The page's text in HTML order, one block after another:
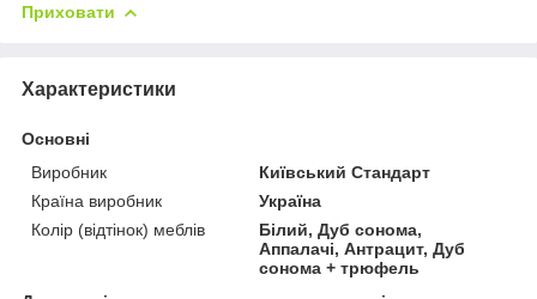
Приховати
Характеристики
Основні
Виробник
Київський Стандарт
Країна виробник
Україна
Колір (відтінок) меблів
Білий, Дуб сонома,
Аппалачі, Антрацит, Дуб
сонома + трюфель